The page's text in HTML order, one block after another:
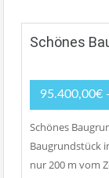
Schönes
95.400,00€
Schönes
Baugrundstück
nur 200 m vom